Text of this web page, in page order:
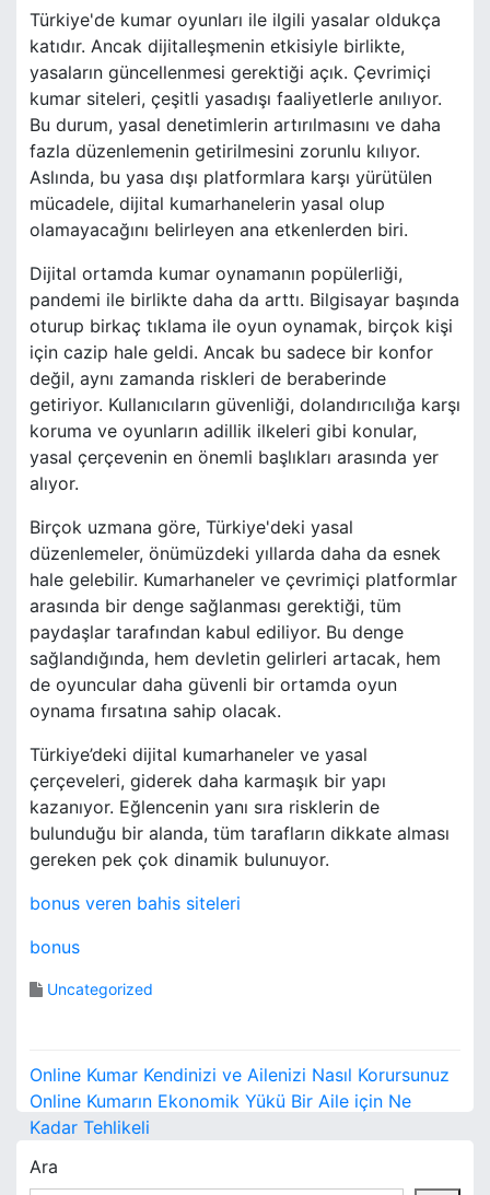
Türkiye'de kumar oyunları ile ilgili yasalar oldukça
katıdır. Ancak dijitalleşmenin etkisiyle birlikte,
yasaların güncellenmesi gerektiği açık. Çevrimiçi
kumar siteleri, çeşitli yasadışı faaliyetlerle anılıyor.
Bu durum, yasal denetimlerin artırılmasını ve daha
fazla düzenlemenin getirilmesini zorunlu kılıyor.
Aslında, bu yasa dışı platformlara karşı yürütülen
mücadele, dijital kumarhanelerin yasal olup
olamayacağını belirleyen ana etkenlerden biri.
Dijital ortamda kumar oynamanın popülerliği,
pandemi ile birlikte daha da arttı. Bilgisayar başında
oturup birkaç tıklama ile oyun oynamak, birçok kişi
için cazip hale geldi. Ancak bu sadece bir konfor
değil, aynı zamanda riskleri de beraberinde
getiriyor. Kullanıcıların güvenliği, dolandırıcılığa karşı
koruma ve oyunların adillik ilkeleri gibi konular,
yasal çerçevenin en önemli başlıkları arasında yer
alıyor.
Birçok uzmana göre, Türkiye'deki yasal
düzenlemeler, önümüzdeki yıllarda daha da esnek
hale gelebilir. Kumarhaneler ve çevrimiçi platformlar
arasında bir denge sağlanması gerektiği, tüm
paydaşlar tarafından kabul ediliyor. Bu denge
sağlandığında, hem devletin gelirleri artacak, hem
de oyuncular daha güvenli bir ortamda oyun
oynama fırsatına sahip olacak.
Türkiye’deki dijital kumarhaneler ve yasal
çerçeveleri, giderek daha karmaşık bir yapı
kazanıyor. Eğlencenin yanı sıra risklerin de
bulunduğu bir alanda, tüm tarafların dikkate alması
gereken pek çok dinamik bulunuyor.
bonus veren bahis siteleri
bonus
Uncategorized
Y
a
z
Online Kumar Kendinizi ve Ailenizi Nasıl Korursunuz
Online Kumarın Ekonomik Yükü Bir Aile için Ne
Kadar Tehlikeli
Ara